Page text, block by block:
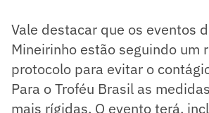
Vale destacar que os eventos
Mineirinho estão seguindo um
protocolo para evitar o
Para o Troféu Brasil as
mais rígidas. O evento terá,